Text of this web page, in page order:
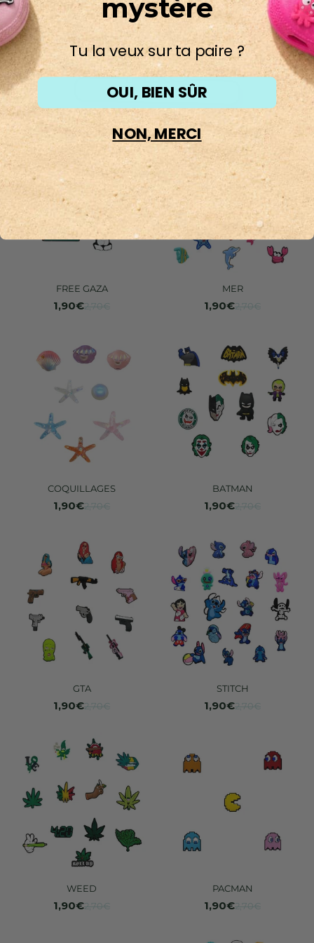
PINS
BEST-SELLERS
FREE GAZA
1,90€2,70€
MER
1,90€2,70€
COQUILLAGES
1,90€2,70€
BATMAN
1,90€2,70€
GTA
1,90€2,70€
STITCH
1,90€2,70€
WEED
1,90€2,70€
PACMAN
1,90€2,70€
mystère
Tu la veux sur ta paire ?
OUI, BIEN SÛR
NON, MERCI